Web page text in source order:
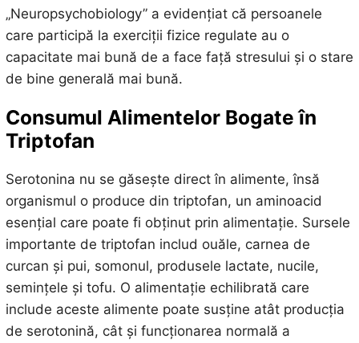
„Neuropsychobiology” a evidențiat că persoanele
care participă la exerciții fizice regulate au o
capacitate mai bună de a face față stresului și o stare
de bine generală mai bună.
Consumul Alimentelor Bogate în
Triptofan
Serotonina nu se găsește direct în alimente, însă
organismul o produce din triptofan, un aminoacid
esențial care poate fi obținut prin alimentație. Sursele
importante de triptofan includ ouăle, carnea de
curcan și pui, somonul, produsele lactate, nucile,
semințele și tofu. O alimentație echilibrată care
include aceste alimente poate susține atât producția
de serotonină, cât și funcționarea normală a